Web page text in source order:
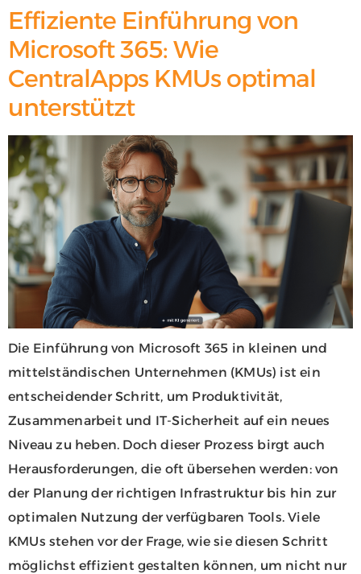
Effiziente Einführung von
Microsoft 365: Wie
CentralApps KMUs optimal
unterstützt
Die Einführung von Microsoft 365 in kleinen und
mittelständischen Unternehmen (KMUs) ist ein
entscheidender Schritt, um Produktivität,
Zusammenarbeit und IT-Sicherheit auf ein neues
Niveau zu heben. Doch dieser Prozess birgt auch
Herausforderungen, die oft übersehen werden: von
der Planung der richtigen Infrastruktur bis hin zur
optimalen Nutzung der verfügbaren Tools. Viele
KMUs stehen vor der Frage, wie sie diesen Schritt
möglichst effizient gestalten können, um nicht nur